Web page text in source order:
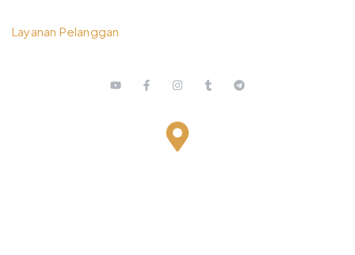
Layanan Pelanggan